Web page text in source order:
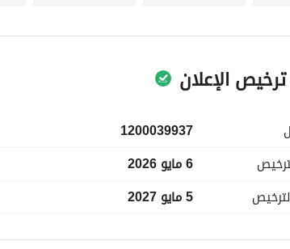
الإعلان
1200039937
6 مايو 2026
5 مايو 2027